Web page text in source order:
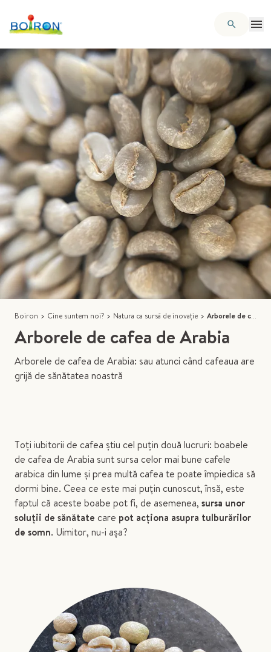
Boiron > Cine suntem noi? > Natura ca sursă de inovație > Arborele de cafea de Arabia
Arborele de cafea de Arabia
Arborele de cafea de Arabia: sau atunci când cafeaua are
grijă de sănătatea noastră
Toți iubitorii de cafea știu cel puțin două lucruri: boabele
de cafea de Arabia sunt sursa celor mai bune cafele
arabica din lume și prea multă cafea te poate împiedica să
dormi bine. Ceea ce este mai puțin cunoscut, însă, este
faptul că aceste boabe pot fi, de asemenea, sursa unor
soluții de sănătate care pot acționa asupra tulburărilor
de somn. Uimitor, nu-i așa?